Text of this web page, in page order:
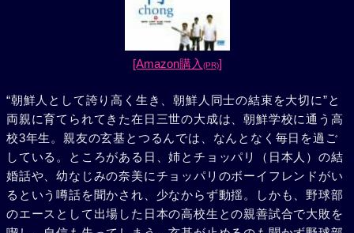
[Amazon購入 (PR)]
“朝鮮人として誇り高く生き、朝鮮人同士の結束を大切に”と
両親に育てられてきた在日三世の大成は、朝鮮学校に通う高
校3年生。親友の玄基とつるんでは、なんとなく毎日を過ご
している。ところがある日、姉とチョッパリ（日本人）の結
婚話や、幼なじみの奈美にチョッパリのボーイフレンドがい
るという噂話を聞かされ、少なからず動揺。しかも、野球部
のエースとして出場した日本の高校生との親善試合で大敗を